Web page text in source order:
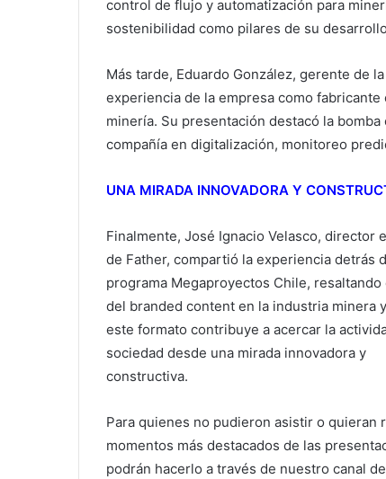
control de flujo y automatización para
sostenibilidad como pilares de su
Más tarde, Eduardo González, gerente de
experiencia de la empresa como
minería. Su presentación destacó la
compañía en digitalización, monitoreo
UNA MIRADA INNOVADORA Y
Finalmente, José Ignacio Velasco, director
de Father, compartió la experiencia detrás
programa Megaproyectos Chile, resaltando
del branded content en la industria minera
este formato contribuye a acercar la
sociedad desde una mirada innovadora y
constructiva.
Para quienes no pudieron asistir o quieran
momentos más destacados de las
podrán hacerlo a través de nuestro canal